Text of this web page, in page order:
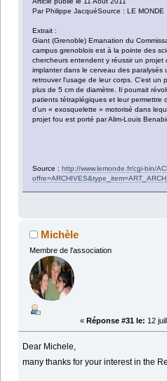
Par Philippe JacquéSource : LE MONDE
Extrait :
Giant (Grenoble) Emanation du
campus grenoblois est à la pointe des
chercheurs entendent y réussir un projet
implanter dans le cerveau des paralysés
retrouver l'usage de leur corps. C'est un
plus de 5 cm de diamètre. Il pourrait
patients tétraplégiques et leur permettre
d'un « exosquelette » motorisé dans
projet fou est porté par Alim-Louis
Source :http://www.lemonde.fr/cgi-bin/
Michèle
Membre de l'association
« Réponse #31 le: 12
Dear Michele,
many thanks for your interest in the